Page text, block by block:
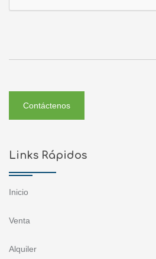
Contáctenos
Links Rápidos
Inicio
Venta
Alquiler